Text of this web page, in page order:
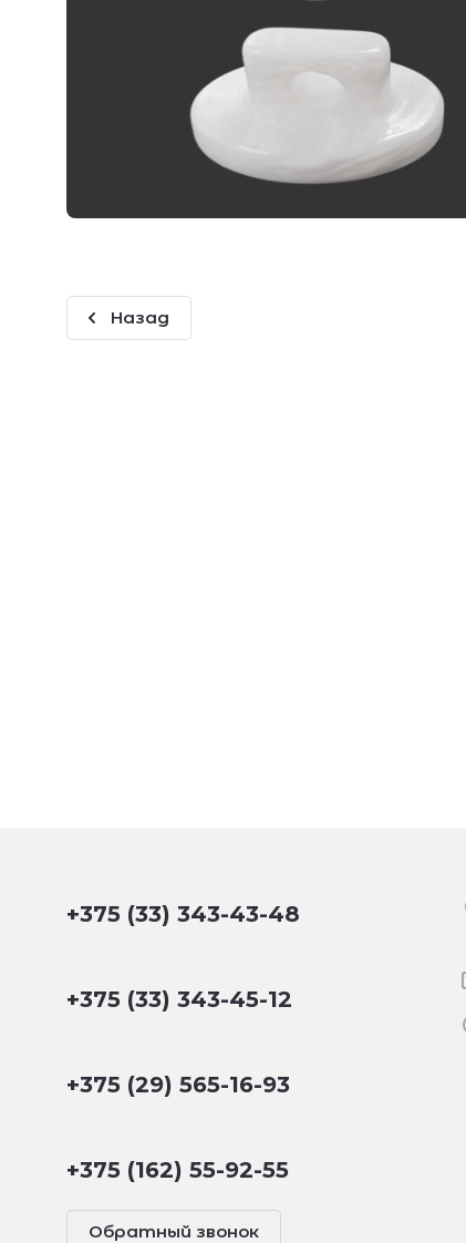
Назад
+375 (33) 343-43-48
+375 (33) 343-45-12
+375 (29) 565-16-93
+375 (162) 55-92-55
Обратный звонок